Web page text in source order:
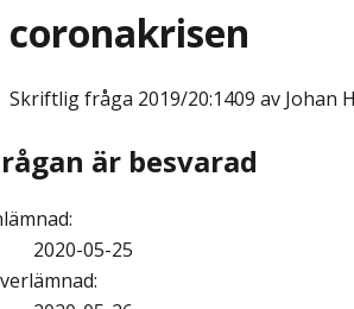
coronakrisen
Skriftlig fråga 2019/20:1409 av Johan
är besvarad
:
2020-05-25
: